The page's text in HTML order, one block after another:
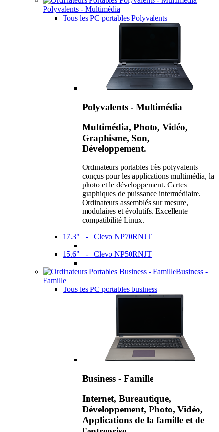
Polyvalents - Multimédia
Tous les PC portables Polyvalents
Polyvalents - Multimédia
Multimédia, Photo, Vidéo,
Graphisme, Son,
Développement.
Ordinateurs portables très polyvalents
conçus pour les applications multimédia, la
photo et le développement. Cartes
graphiques de puissance intermédiaire.
Ordinateurs assemblés sur mesure,
modulaires et évolutifs. Excellente
compatibilité Linux.
17.3" - Clevo NP70RNJT
15.6" - Clevo NP50RNJT
Business -
Famille
Tous les PC portables business
Business - Famille
Internet, Bureautique,
Développement, Photo, Vidéo,
Applications de la famille et de